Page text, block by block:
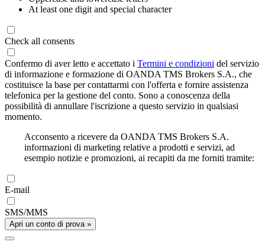
At least one digit and special character
Check all consents
Confermo di aver letto e accettato i Termini e condizioni del servizio
di informazione e formazione di OANDA TMS Brokers S.A., che
costituisce la base per contattarmi con l'offerta e fornire assistenza
telefonica per la gestione del conto. Sono a conoscenza della
possibilità di annullare l'iscrizione a questo servizio in qualsiasi
momento.
Acconsento a ricevere da OANDA TMS Brokers S.A.
informazioni di marketing relative a prodotti e servizi, ad
esempio notizie e promozioni, ai recapiti da me forniti tramite:
E-mail
SMS/MMS
Apri un conto di prova »